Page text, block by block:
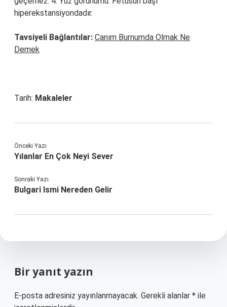
hiperekstansiyondadır.
Tavsiyeli Bağlantılar: Canım Burnumda Olmak Ne
Demek
Tarih: Makaleler
Önceki Yazı
Yılanlar En Çok Neyi Sever
Sonraki Yazı
Bulgari Ismi Nereden Gelir
Bir yanıt yazın
E-posta adresiniz yayınlanmayacak. Gerekli alanlar * ile